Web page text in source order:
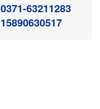
0371-63211283
15890630517